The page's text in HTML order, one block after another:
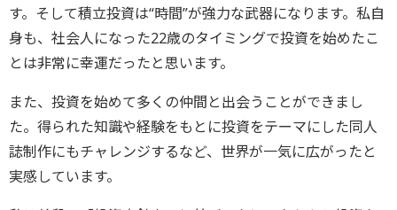
す。そして積立投資は“時間”が強力な武器になります。私自
身も、社会人になった22歳のタイミングで投資を始めたこ
とは非常に幸運だったと思います。
また、投資を始めて多くの仲間と出会うことができまし
た。得られた知識や経験をもとに投資をテーマにした同人
誌制作にもチャレンジするなど、世界が一気に広がったと
実感しています。